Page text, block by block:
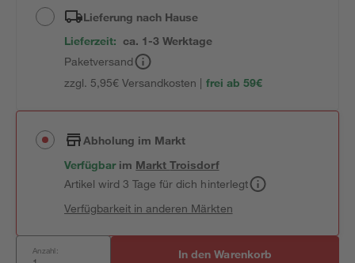
Lieferung nach Hause
Lieferzeit: ca. 1-3 Werktage
Paketversand
zzgl. 5,95€ Versandkosten | frei ab 59€
Abholung im Markt
Verfügbar im MarktTroisdorf
Artikel wird 3 Tage für dich hinterlegt
Verfügbarkeit in anderen Märkten
Anzahl: In den Warenkorb